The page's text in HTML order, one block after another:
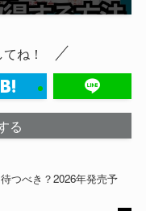
ね！
る
つべき？2026年発売予